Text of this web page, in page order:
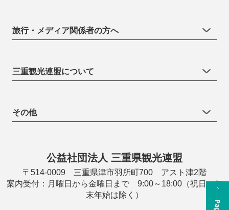
旅行・メディア関係者の方へ
三重観光連盟について
その他
公益社団法人 三重県観光連盟
〒514-0009 三重県津市羽所町700 アスト津2階
案内受付：月曜日から金曜日まで 9:00～18:00（祝日・年
末年始は除く）